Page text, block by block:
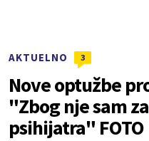
AKTUELNO 3
Nove optužbe
"Zbog nje sam
psihijatra" FOTO